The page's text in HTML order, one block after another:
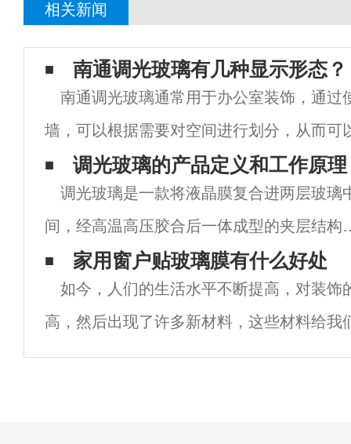
相关新闻
南通调光玻璃有几种显示形态？
南通调光玻璃通常用于办公室装饰，通过
墙，可以根据需要对空间进行划分，从而可
空间以满足各种家庭和办公目的。调光膜的
隔断的应用达到了一个新的高度，可以更好
调光玻璃的产品定义和工作原
调光玻璃是一款将液晶膜复合进两层玻璃
间，经高温高压胶合后一体成型的夹层结构
新型特种光电玻璃产品。使用者通过控制电
的通断与否控制玻璃的透明与不透明状态。
璃本身不仅具有一切安权玻璃的特性，同时
具
家用窗户贴玻璃膜有什么好处
如今，人们的生活水平不断提高，对装饰
高，然后出现了许多新材料，这些材料给我
極大的便利，即使是玻璃膜之一。玻璃膜可